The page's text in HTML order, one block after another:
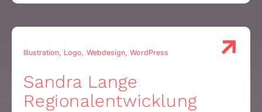
Illustration, Logo, Webdesign, WordPress
Sandra Lange
Regionalentwicklung